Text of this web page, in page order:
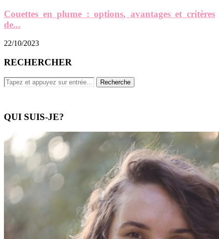
Couettes en plume : options, avantages et critères
de...
22/10/2023
RECHERCHER
QUI SUIS-JE?